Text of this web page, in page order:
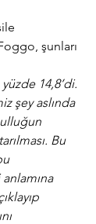
şunları
14,8’di.
şey aslında
Bu